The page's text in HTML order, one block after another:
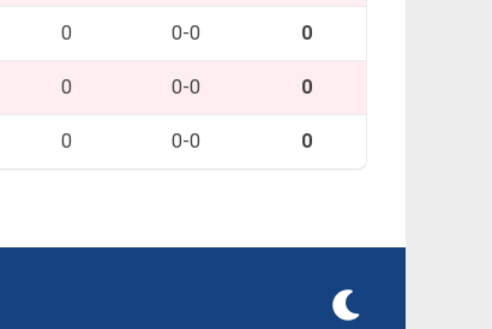
0 0-0 0
0 0-0 0
0 0-0 0